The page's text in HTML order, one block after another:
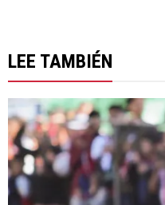
LEE TAMBIÉN